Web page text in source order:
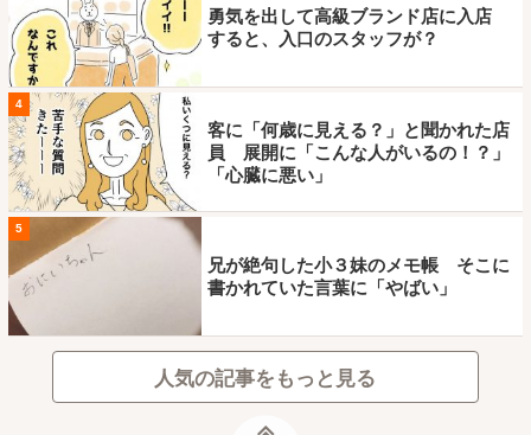
勇気を出して高級ブランド店に入店
すると、入口のスタッフが？
4
客に「何歳に見える？」と聞かれた店
員 展開に「こんな人がいるの！？」
「心臓に悪い」
5
兄が絶句した小３妹のメモ帳 そこに
書かれていた言葉に「やばい」
人気の記事をもっと見る